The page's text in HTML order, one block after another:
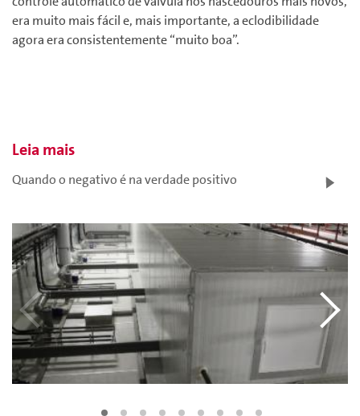
era muito mais fácil e, mais importante, a eclodibilidade
agora era consistentemente “muito boa”.
Leia mais
Quando o negativo é na verdade positivo